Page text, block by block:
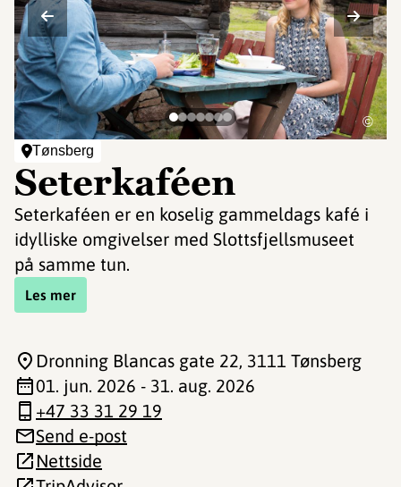
Tønsberg
Seterkaféen
Seterkaféen er en koselig gammeldags kafé i
idylliske omgivelser med Slottsfjellsmuseet
på samme tun.
Les mer
©
Dronning Blancas gate 22, 3111 Tønsberg
01. jun. 2026 - 31. aug. 2026
+47 33 31 29 19
Send e-post
Nettside